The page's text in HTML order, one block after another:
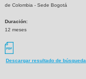
de Colombia - Sede Bogotá
Duración:
12 meses
Descargar resultado de búsqueda